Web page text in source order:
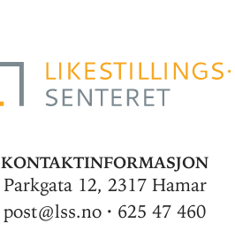
Kontaktinformasjon
Parkgata 12, 2317 Hamar
post@lss.no · 625 47 460